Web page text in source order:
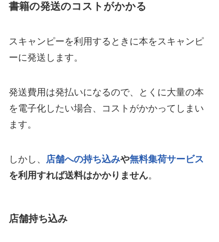
書籍の発送のコストがかかる
スキャンピーを利用するときに本をスキャンピ
ーに発送します。
発送費用は発払いになるので、とくに大量の本
を電子化したい場合、コストがかかってしまい
ます。
しかし、 店舗への持ち込みや無料集荷サービス
を利用すれば送料はかかりません。
店舗持ち込み